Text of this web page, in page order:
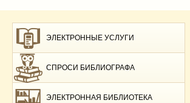
ЭЛЕКТРОННЫЕ УСЛУГИ
СПРОСИ БИБЛИОГРАФА
ЭЛЕКТРОННАЯ БИБЛИОТЕКА